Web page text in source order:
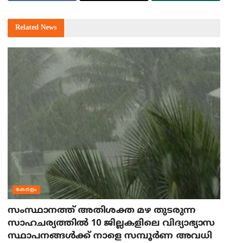
Related News
കേരളം
സംസ്ഥാനത്ത് അതിശക്ത മഴ തുടരുന്ന
സാഹചര്യത്തിൽ 10 ജില്ലകളിലെ വിദ്യാഭ്യാസ
സ്ഥാപനങ്ങൾക്ക് നാളെ സമ്പൂർണ അവധി